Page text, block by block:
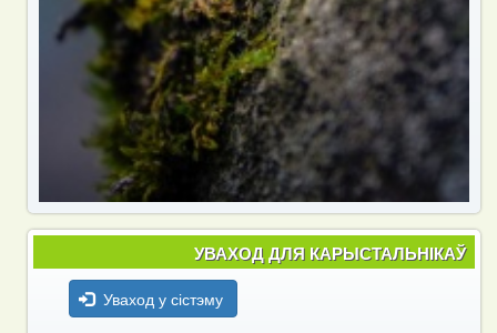
УВАХОД ДЛЯ КАРЫСТАЛЬНІКАЎ
Уваход у сістэму